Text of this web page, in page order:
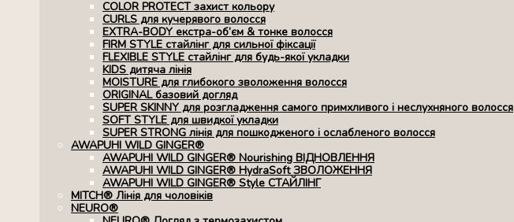
COLOR PROTECT захист кольору
CURLS для кучерявого волосся
EXTRA-BODY екстра-об’єм & тонке волосся
FIRM STYLE стайлінг для сильної фіксації
FLEXIBLE STYLE стайлінг для будь-якої укладки
KIDS дитяча лінія
MOISTURE для глибокого зволоження волосся
ORIGINAL базовий догляд
SUPER SKINNY для розгладження самого примхливого і неслухняного волосся
SOFT STYLE для швидкої укладки
SUPER STRONG лінія для пошкодженого і ослабленого волосся
AWAPUHI WILD GINGER®
AWAPUHI WILD GINGER® Nourishing ВІДНОВЛЕННЯ
AWAPUHI WILD GINGER® HydraSoft ЗВОЛОЖЕННЯ
AWAPUHI WILD GINGER® Style СТАЙЛІНГ
MITCH® Лінія для чоловіків
NEURO®